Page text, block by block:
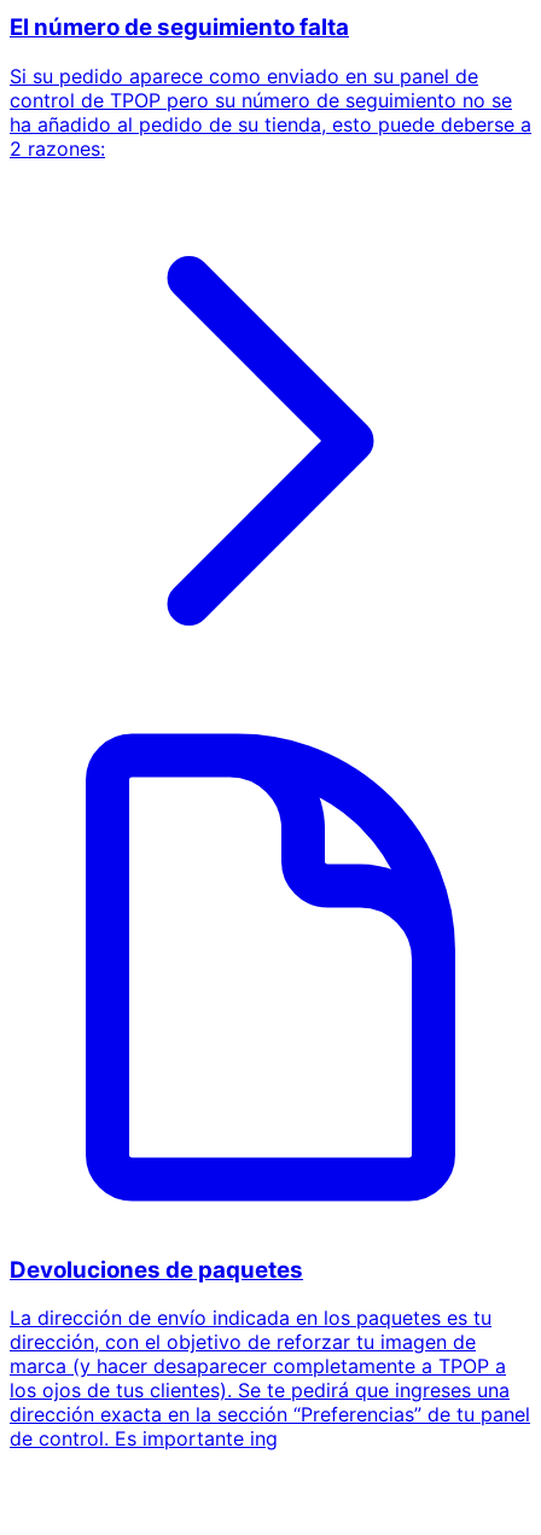
El número de seguimiento falta
Si su pedido aparece como enviado en su panel de
control de TPOP pero su número de seguimiento no se
ha añadido al pedido de su tienda, esto puede deberse a
2 razones:
Devoluciones de paquetes
La dirección de envío indicada en los paquetes es tu
dirección, con el objetivo de reforzar tu imagen de
marca (y hacer desaparecer completamente a TPOP a
los ojos de tus clientes). Se te pedirá que ingreses una
dirección exacta en la sección “Preferencias” de tu panel
de control. Es importante ing